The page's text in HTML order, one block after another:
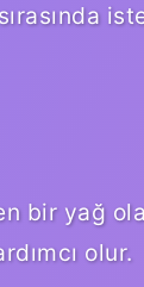
bir yağ
olur.